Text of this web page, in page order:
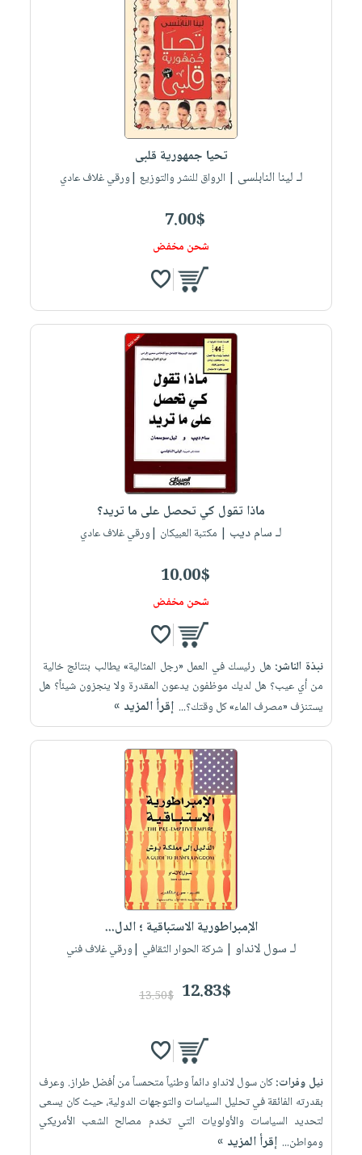
تحيا جمهورية قلبى
لـ لينا النابلسى | الرواق للنشر والتوزيع |ورقي غلاف عادي
7.00$
شحن مخفض
ماذا تقول كي تحصل على ما تريد؟
لـ سام ديب | مكتبة العبيكان |ورقي غلاف عادي
10.00$
شحن مخفض
نبذة الناشر:
‬يستنزف «‮‬مصرف ‬الماء» ‬كل‭ ‬وقتك؟...
إقرأ المزيد »
الإمبراطورية الاستباقية ؛ الدل...
لـ سول لانداو | شركة الحوار الثقافي |ورقي غلاف فني
12.83$
13.50$
نيل وفرات:كان سول لانداو دائماً وطنياً متحمساً من أفضل طراز. وعرف
بقدرته الفائقة في تحليل السياسات والتوجهات الدولية، حيث كان يسعى
لتحديد السياسات والأولويات التي تخدم مصالح الشعب الأمريكي
ومواطن... إقرأ المزيد »